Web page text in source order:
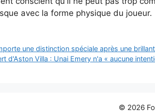
avec la forme physique du joueur.
une distinction spéciale après une
d'Aston Villa : Unai Emery n'a « aucune
© 2026